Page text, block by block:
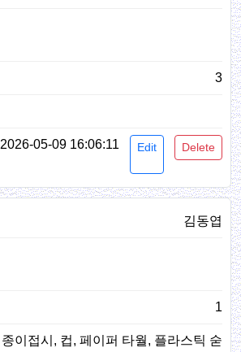
3
2026-05-09 16:06:11 Edit Delete
김동엽
1
종이접시, 컵, 페이퍼 타월, 플라스틱 숟